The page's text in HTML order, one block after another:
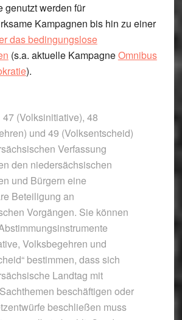
genutzt werden für
Kampagnen bis hin zu einer
das bedingungslose
(s.a. aktuelle KampagneOmnibus
).
(Volksinitiative), 48
und 49 (Volksentscheid)
Verfassung
den niedersächsischen
und Bürgern eine
Beteiligung an
Vorgängen. Sie können
Volksbegehren und
bestimmen, dass sich
Landtag mit
beschäftigen oder
beschließen muss